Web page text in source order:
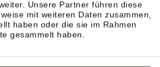
Unsere Partner führen diese
mit weiteren Daten zusammen,
haben oder die sie im Rahmen
gesammelt haben.